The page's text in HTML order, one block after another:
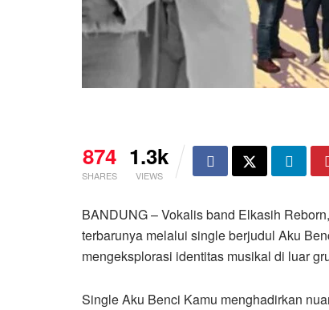
874
SHARES
1.3k
VIEWS
BANDUNG – Vokalis band Elkasih
terbarunya melalui single berjudul Aku
mengeksplorasi identitas musikal di luar
Single Aku Benci Kamu menghadirkan